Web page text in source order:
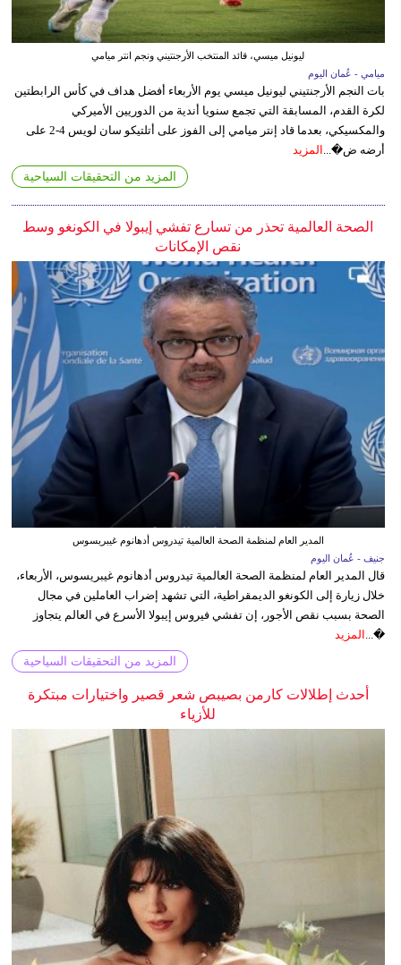
ليونيل ميسي، قائد المنتخب الأرجنتيني ونجم انتر ميامي
ميامي - عُمان اليوم
بات النجم الأرجنتيني ليونيل ميسي يوم الأربعاء أفضل هداف في كأس الرابطتين
لكرة القدم، المسابقة التي تجمع سنويا أندية من الدوريين الأميركي
والمكسيكي، بعدما قاد إنتر ميامي إلى الفوز على أتلتيكو سان لويس 4-2 على
أرضه ض�...
المزيد
المزيد من التحقيقات السياحية
الصحة العالمية تحذر من تسارع تفشي إيبولا في الكونغو وسط
نقص الإمكانات
المدير العام لمنظمة الصحة العالمية تيدروس أدهانوم غيبريسوس
جنيف - عُمان اليوم
قال المدير العام لمنظمة الصحة العالمية تيدروس أدهانوم غيبريسوس، الأربعاء،
خلال زيارة إلى الكونغو الديمقراطية، التي تشهد إضراب العاملين في مجال
الصحة بسبب نقص الأجور، إن تفشي فيروس إيبولا الأسرع في العالم يتجاوز
�... المزيد
المزيد من التحقيقات السياحية
أحدث إطلالات كارمن بصيبص شعر قصير واختيارات مبتكرة
للأزياء